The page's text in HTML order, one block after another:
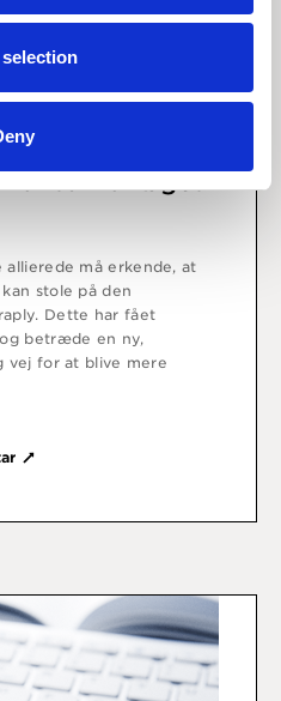
faktor får øget
allierede må erkende, at
stole på den
Dette har fået
betræde en ny,
vej for at blive mere